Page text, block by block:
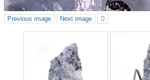
Previous image Next image 